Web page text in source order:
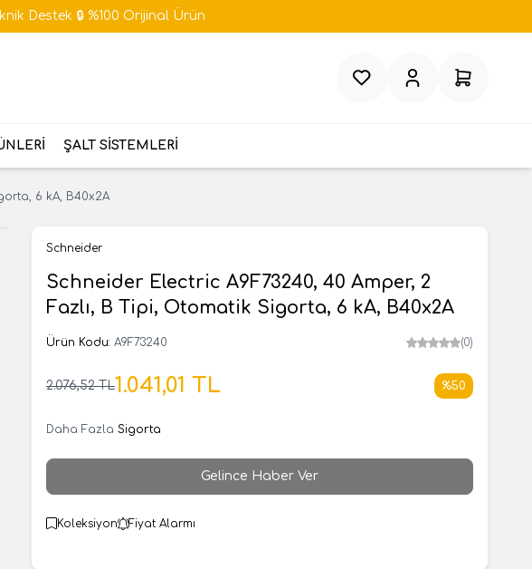
Destek 🔒 %100 Orijinal Ürün
FavorilerimHesabım Sepetim
ŞALT SİSTEMLERİ
6 kA, B40x2A
Schneider
Schneider Electric A9F73240, 40 Amper, 2
Fazlı, B Tipi, Otomatik Sigorta, 6 kA, B40x2A
Ürün Kodu: A9F73240 (0)
2.076,52TL1.041,01 TL %50
Daha Fazla Sigorta
Gelince Haber Ver
Koleksiyon Fiyat Alarmı